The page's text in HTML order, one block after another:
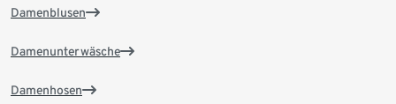
Damenblusen
Damenunterwäsche
Damenhosen